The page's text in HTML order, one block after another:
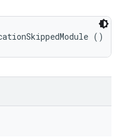
()